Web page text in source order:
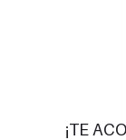
¡TE